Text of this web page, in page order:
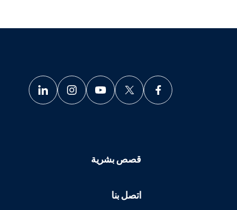
قصص بشرية
اتصل بنا